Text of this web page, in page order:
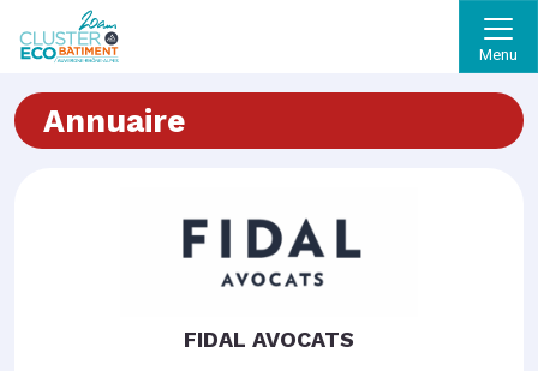
Menu
Annuaire
FIDAL AVOCATS